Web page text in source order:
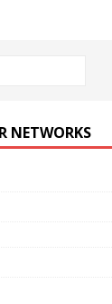
NETWORKS